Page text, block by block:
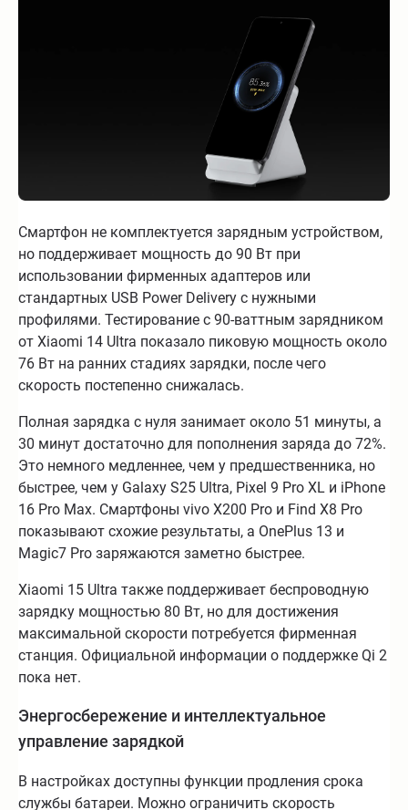
Смартфон не комплектуется зарядным устройством,
но поддерживает мощность до 90 Вт при
использовании фирменных адаптеров или
стандартных USB Power Delivery с нужными
профилями. Тестирование с 90-ваттным зарядником
от Xiaomi 14 Ultra показало пиковую мощность около
76 Вт на ранних стадиях зарядки, после чего
скорость постепенно снижалась.
Полная зарядка с нуля занимает около 51 минуты, а
30 минут достаточно для пополнения заряда до 72%.
Это немного медленнее, чем у предшественника, но
быстрее, чем у Galaxy S25 Ultra, Pixel 9 Pro XL и iPhone
16 Pro Max. Смартфоны vivo X200 Pro и Find X8 Pro
показывают схожие результаты, а OnePlus 13 и
Magic7 Pro заряжаются заметно быстрее.
Xiaomi 15 Ultra также поддерживает беспроводную
зарядку мощностью 80 Вт, но для достижения
максимальной скорости потребуется фирменная
станция. Официальной информации о поддержке Qi 2
пока нет.
Энергосбережение и интеллектуальное
управление зарядкой
В настройках доступны функции продления срока
службы батареи. Можно ограничить скорость